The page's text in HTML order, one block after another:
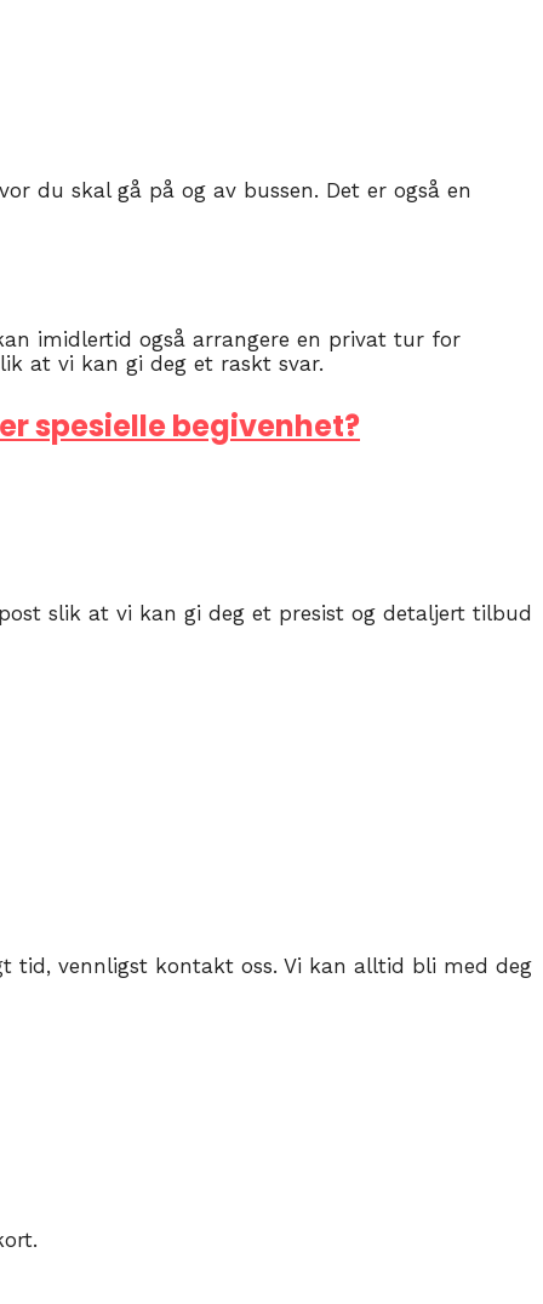
du skal gå på og av bussen. Det er også en
imidlertid også arrangere en privat tur for
at vi kan gi deg et raskt svar.
spesielle begivenhet?
slik at vi kan gi deg et presist og detaljert tilbud
tid, vennligst kontakt oss. Vi kan alltid bli med deg